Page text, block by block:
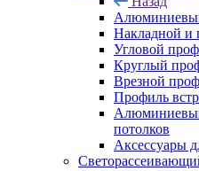
Накладной и
Угловой
Круглый
Врезной
Профиль
потолков
Аксессуары